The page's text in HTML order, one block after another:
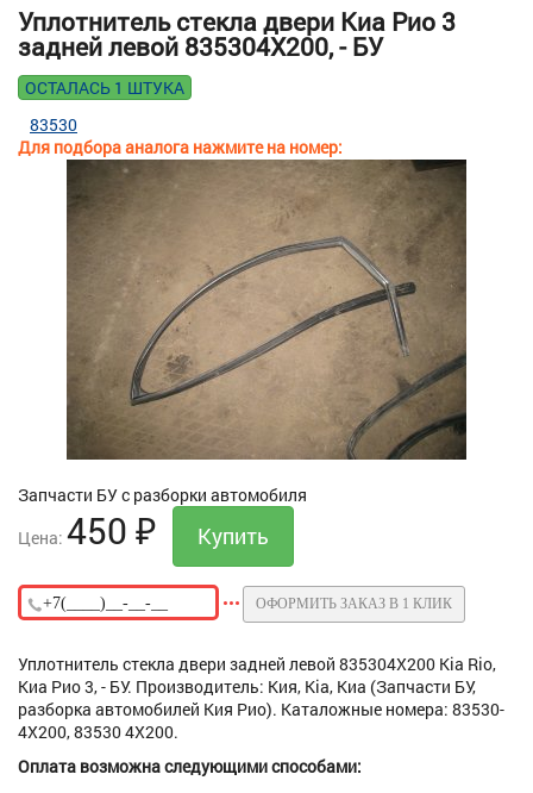
Уплотнитель стекла двери Киа Рио 3
задней левой 835304X200, - БУ
ОСТАЛАСЬ 1 ШТУКА
Для подбора аналога нажмите на номер:
83530
Запчасти БУ с разборки автомобиля
Цена: 450 ₽
ОФОРМИТЬ ЗАКАЗ В 1 КЛИК
Уплотнитель стекла двери задней левой 835304X200 Kia Rio,
Киа Рио 3, - БУ. Производитель: Кия, Kia, Киа (Запчасти БУ,
разборка автомобилей Кия Рио). Каталожные номера: 83530-
4X200, 83530 4X200.
Оплата возможна следующими способами: